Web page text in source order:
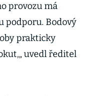
provozu má
podporu. Bodový
prakticky
uvedl ředitel